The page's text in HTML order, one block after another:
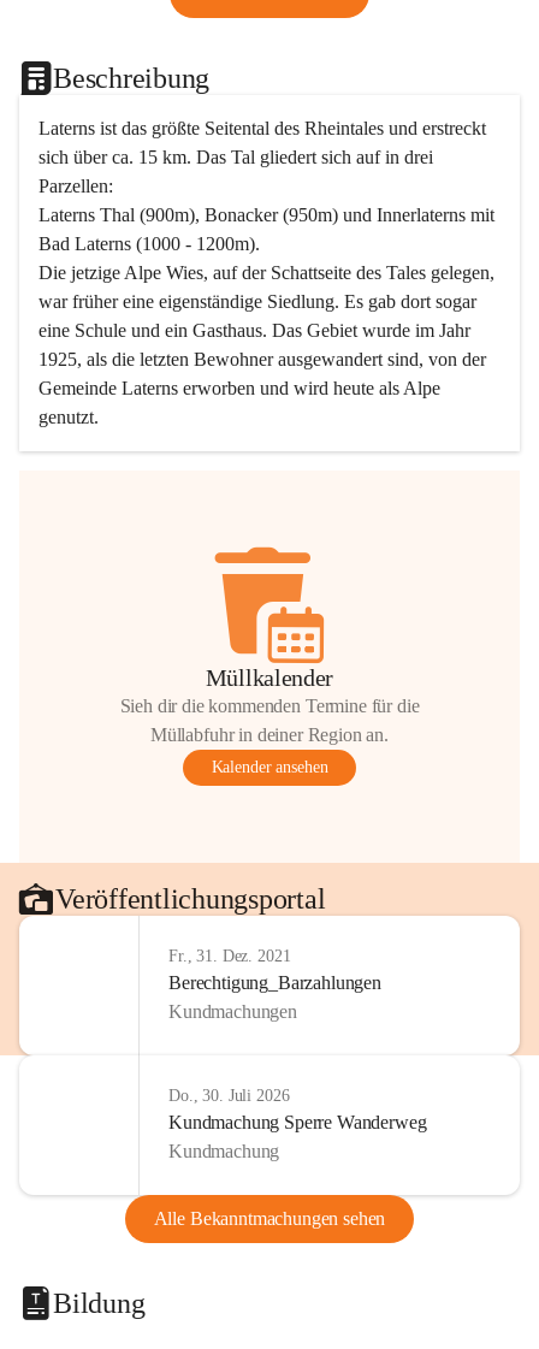
Beschreibung
Laterns ist das größte Seitental des Rheintales und erstreckt
sich über ca. 15 km. Das Tal gliedert sich auf in drei
Parzellen:
Laterns Thal (900m), Bonacker (950m) und Innerlaterns mit
Bad Laterns (1000 - 1200m).
Die jetzige Alpe Wies, auf der Schattseite des Tales gelegen,
war früher eine eigenständige Siedlung. Es gab dort sogar
eine Schule und ein Gasthaus. Das Gebiet wurde im Jahr
1925, als die letzten Bewohner ausgewandert sind, von der
Gemeinde Laterns erworben und wird heute als Alpe
genutzt.
Müllkalender
Sieh dir die kommenden Termine für die
Müllabfuhr in deiner Region an.
Kalender ansehen
Veröffentlichungsportal
Fr., 31. Dez. 2021
Berechtigung_Barzahlungen
Kundmachungen
Do., 30. Juli 2026
Kundmachung Sperre Wanderweg
Kundmachung
Alle Bekanntmachungen sehen
Bildung